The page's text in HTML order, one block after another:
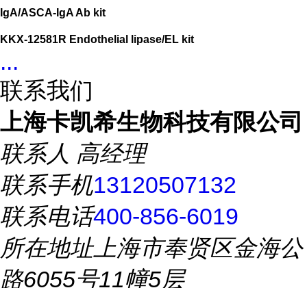
IgA/ASCA-IgA Ab kit
KKX-12581R Endothelial lipase/EL kit
...
联系我们
上海卡凯希生物科技有限公司
联系人 高经理
联系手机13120507132
联系电话400-856-6019
所在地址上海市奉贤区金海公
路6055号11幢5层